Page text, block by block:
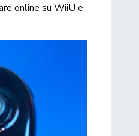
online su WiiU e